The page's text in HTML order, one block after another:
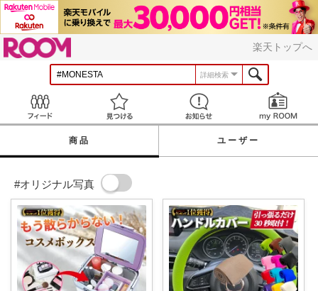
楽天トップへ
詳細検索
見つける お知らせ
商品 ユーザー
#オリジナル写真